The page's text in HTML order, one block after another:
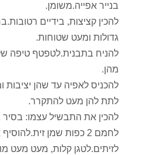
בנייר אפייה.משומן.
להכין קציצות, בידיים
גדולות ומעט שטוחות.
להניח בתבנית.לטפטף טיפה
מהן.
להכניס לאפיה עד שהן יציבות
לתת להן מעט להתקרר.
להכין את התבשיל עצמו:
לחמם 2 כפות שמן
לזיתים.לטגן קלות, מעט מעט